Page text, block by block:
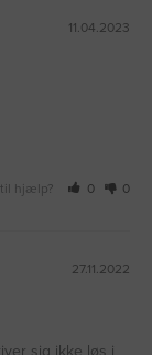
11.04.2023
til hjælp? 0 0
27.11.2022